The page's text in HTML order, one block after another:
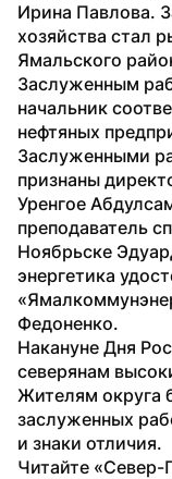
Ирина Павлова.
хозяйства стал
Ямальского
Заслуженным
начальник
нефтяных
Заслуженными
признаны
Уренгое
преподаватель
Ноябрьске
энергетика
Федоненко.
Накануне Дня
северянам
Жителям округа
заслуженных
и знаки отличия.
Читайте